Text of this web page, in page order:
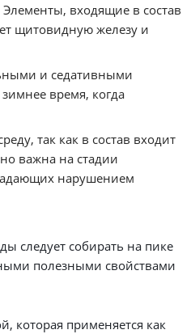
входящие в состав
щитовидную железу и
и седативными
время, когда
так как в состав входит
важна на стадии
нарушением
следует собирать на пике
полезными свойствами
которая применяется как